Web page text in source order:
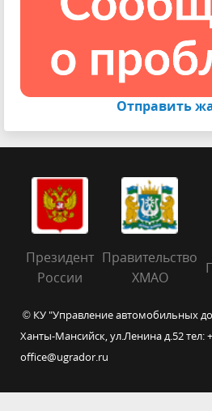
Отправить
Президент
России
Правительство
ХМАО
© КУ "Управление автомобильных
Ханты-Мансийск, ул.Ленина д.52 тел:
office@ugrador.ru